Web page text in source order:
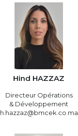
Hind HAZZAZ
Directeur Opérations
& Développement
h.hazzaz@bmcek.co.ma